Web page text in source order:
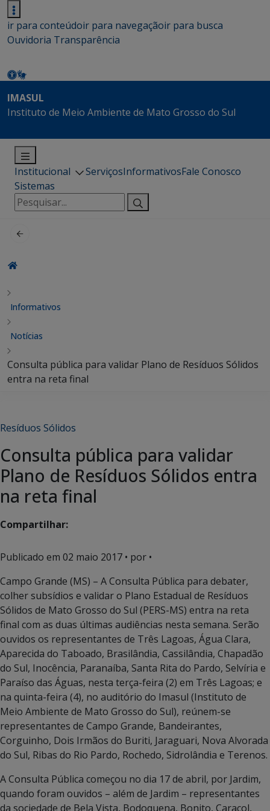
ir para conteúdoir para navegaçãoir para busca
Ouvidoria Transparência
IMASUL
Instituto de Meio Ambiente de Mato Grosso do Sul
Institucional ServiçosInformativosFale Conosco
Sistemas
Pesquisar
por:
Informativos
Notícias
Consulta pública para validar Plano de Resíduos Sólidos
entra na reta final
Resíduos Sólidos
Consulta pública para validar
Plano de Resíduos Sólidos entra
na reta final
Compartilhar:
Publicado em 02 maio 2017 • por •
Campo Grande (MS) – A Consulta Pública para debater,
colher subsídios e validar o Plano Estadual de Resíduos
Sólidos de Mato Grosso do Sul (PERS-MS) entra na reta
final com as duas últimas audiências nesta semana. Serão
ouvidos os representantes de Três Lagoas, Água Clara,
Aparecida do Taboado, Brasilândia, Cassilândia, Chapadão
do Sul, Inocência, Paranaíba, Santa Rita do Pardo, Selvíria e
Paraíso das Águas, nesta terça-feira (2) em Três Lagoas; e
na quinta-feira (4), no auditório do Imasul (Instituto de
Meio Ambiente de Mato Grosso do Sul), reúnem-se
representantes de Campo Grande, Bandeirantes,
Corguinho, Dois Irmãos do Buriti, Jaraguari, Nova Alvorada
do Sul, Ribas do Rio Pardo, Rochedo, Sidrolândia e Terenos.
A Consulta Pública começou no dia 17 de abril, por Jardim,
quando foram ouvidos – além de Jardim – representantes
da sociedade de Bela Vista, Bodoquena, Bonito, Caracol,